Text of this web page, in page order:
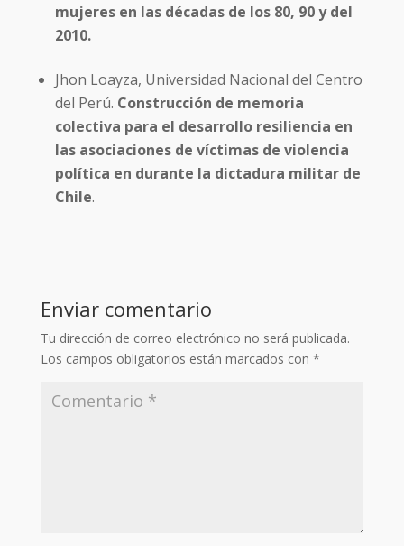
mujeres en las décadas de los 80, 90 y del
2010.
Jhon Loayza, Universidad Nacional del Centro
del Perú. Construcción de memoria
colectiva para el desarrollo resiliencia en
las asociaciones de víctimas de violencia
política en durante la dictadura militar de
Chile.
Enviar comentario
Tu dirección de correo electrónico no será publicada.
Los campos obligatorios están marcados con *